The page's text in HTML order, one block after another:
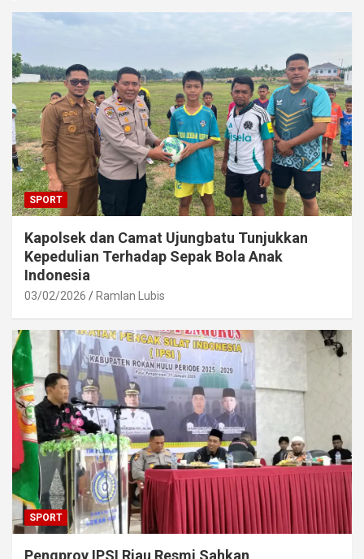
SPORT
Kapolsek dan Camat Ujungbatu Tunjukkan
Kepedulian Terhadap Sepak Bola Anak
Indonesia
03/02/2026 Ramlan Lubis
SPORT
Pengprov IPSI Riau Resmi Sahkan